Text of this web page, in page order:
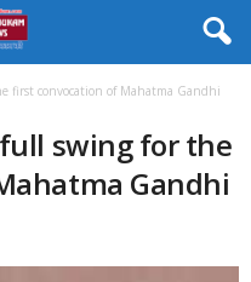
first convocation of Mahatma Gandhi
swing for the
Gandhi